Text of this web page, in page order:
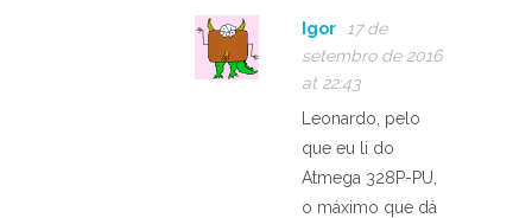
Igor
17 de
setembro de 2016
at 22:43
Leonardo, pelo
que eu li do
Atmega 328P-PU,
o máximo que dá